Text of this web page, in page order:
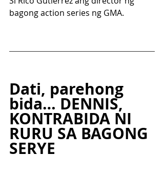
bagong action series ng GMA.
Dati, parehong
bida… DENNIS,
KONTRABIDA NI
RURU SA BAGONG
SERYE